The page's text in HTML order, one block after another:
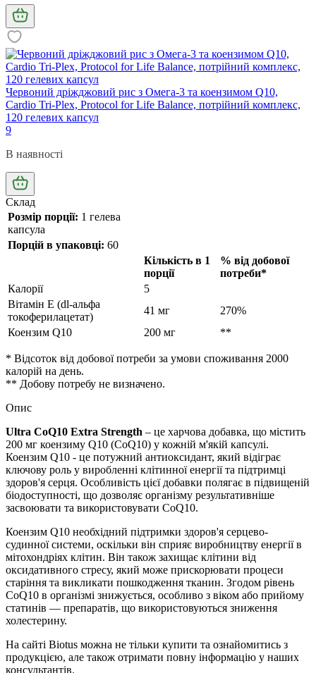
Червоний дріжджовий рис з Омега-3 та коензимом Q10,
Cardio Tri-Plex, Protocol for Life Balance, потрійний комплекс,
120 гелевих капсул
9
В наявності
Склад
Розмір порції: 1 гелева
капсула
Порцій в упаковці: 60
Кількість в 1
порції
% від добової
потреби*
Калорії
5
Вітамін E (dl-альфа
токоферилацетат)
41 мг
270%
Коензим Q10
200 мг **
* Відсоток від добової потреби за умови споживання 2000
калорій на день.
** Добову потребу не визначено.
Опис
Ultra CoQ10 Extra Strength – це харчова добавка, що містить
200 мг коензиму Q10 (CoQ10) у кожній м'якій капсулі.
Коензим Q10 - це потужний антиоксидант, який відіграє
ключову роль у виробленні клітинної енергії та підтримці
здоров'я серця. Особливість цієї добавки полягає в підвищеній
біодоступності, що дозволяє організму результативніше
засвоювати та використовувати CoQ10.
Коензим Q10 необхідний підтримки здоров'я серцево-
судинної системи, оскільки він сприяє виробництву енергії в
мітохондріях клітин. Він також захищає клітини від
оксидативного стресу, який може прискорювати процеси
старіння та викликати пошкодження тканин. Згодом рівень
CoQ10 в організмі знижується, особливо з віком або прийому
статинів — препаратів, що використовуються зниження
холестерину.
На сайті Biotus можна не тільки купити та ознайомитись з
продукцією, але також отримати повну інформацію у наших
консультантів.